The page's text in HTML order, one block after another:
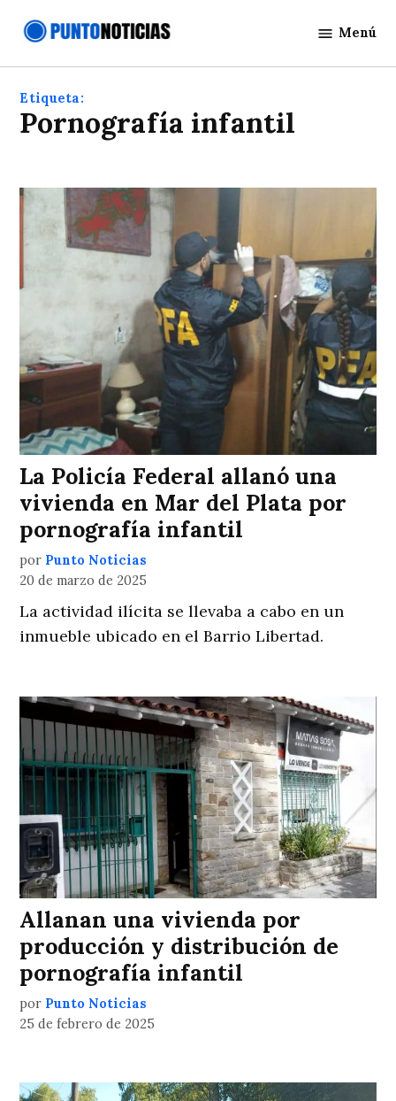
Noticias
Menú
Etiqueta:
pornografía infantil
La Policía Federal allanó una
vivienda en Mar del Plata por
pornografía infantil
por Punto Noticias
20 de marzo de 2025
La actividad ilícita se llevaba a cabo en un
inmueble ubicado en el Barrio Libertad.
Allanan una vivienda por
producción y distribución de
pornografía infantil
por Punto Noticias
25 de febrero de 2025